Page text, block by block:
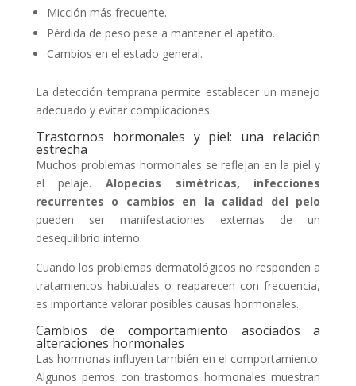
Micción más frecuente.
Pérdida de peso pese a mantener el apetito.
Cambios en el estado general.
La detección temprana permite establecer un manejo
adecuado y evitar complicaciones.
Trastornos hormonales y piel: una relación
estrecha
Muchos problemas hormonales se reflejan en la piel y
el pelaje. Alopecias simétricas, infecciones
recurrentes o cambios en la calidad del pelo
pueden ser manifestaciones externas de un
desequilibrio interno.
Cuando los problemas dermatológicos no responden a
tratamientos habituales o reaparecen con frecuencia,
es importante valorar posibles causas hormonales.
Cambios de comportamiento asociados a
alteraciones hormonales
Las hormonas influyen también en el comportamiento.
Algunos perros con trastornos hormonales muestran